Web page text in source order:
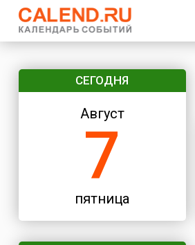
СЕГОДНЯ
Август
7
пятница